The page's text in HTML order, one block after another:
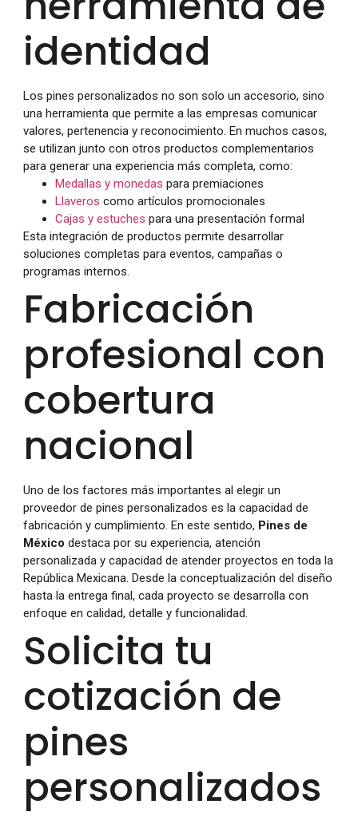
identidad
Los pines personalizados no son solo un accesorio, sino
una herramienta que permite a las empresas comunicar
valores, pertenencia y reconocimiento. En muchos casos,
se utilizan junto con otros productos complementarios
para generar una experiencia más completa, como:
Medallas y monedas para premiaciones
Llaveros como artículos promocionales
Cajas y estuches para una presentación formal
Esta integración de productos permite desarrollar
soluciones completas para eventos, campañas o
programas internos.
Fabricación
profesional con
cobertura
nacional
Uno de los factores más importantes al elegir un
proveedor de pines personalizados es la capacidad de
fabricación y cumplimiento. En este sentido, Pines de
México destaca por su experiencia, atención
personalizada y capacidad de atender proyectos en toda la
República Mexicana. Desde la conceptualización del diseño
hasta la entrega final, cada proyecto se desarrolla con
enfoque en calidad, detalle y funcionalidad.
Solicita tu
cotización de
pines
personalizados